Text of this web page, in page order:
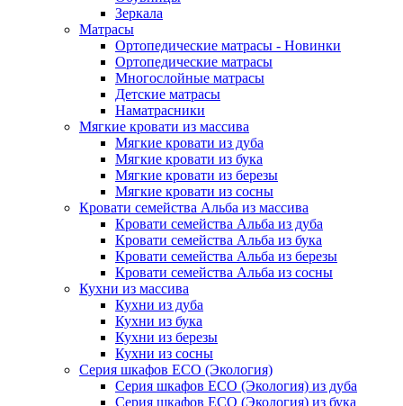
Зеркала
Матрасы
Ортопедические матрасы - Новинки
Ортопедические матрасы
Многослойные матрасы
Детские матрасы
Наматрасники
Мягкие кровати из массива
Мягкие кровати из дуба
Мягкие кровати из бука
Мягкие кровати из березы
Мягкие кровати из сосны
Кровати семейства Альба из массива
Кровати семейства Альба из дуба
Кровати семейства Альба из бука
Кровати семейства Альба из березы
Кровати семейства Альба из сосны
Кухни из массива
Кухни из дуба
Кухни из бука
Кухни из березы
Кухни из сосны
Серия шкафов ECO (Экология)
Серия шкафов ECO (Экология) из дуба
Серия шкафов ECO (Экология) из бука